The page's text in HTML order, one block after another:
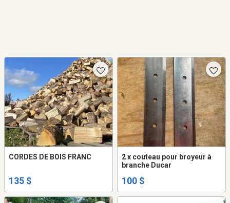
CORDES DE BOIS FRANC
135 $
2 x couteau pour broyeur à
branche Ducar
100 $